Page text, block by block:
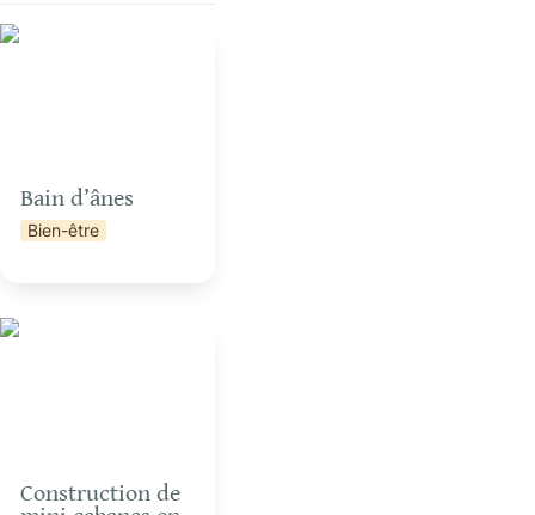
Bain d’ânes
Bain d’ânes
Bien-être
Construction de mini
Construction de